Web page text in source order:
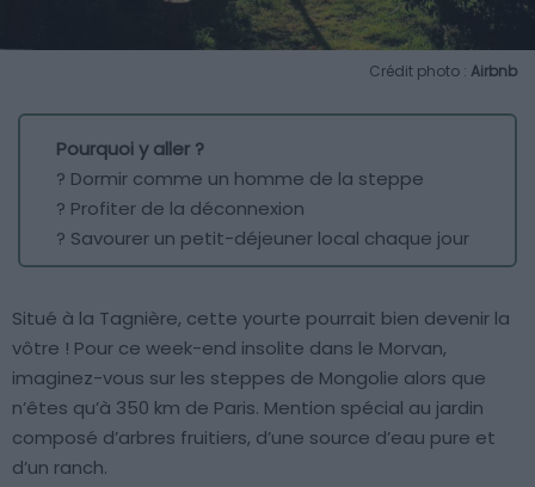
Crédit photo : Airbnb
Pourquoi y aller ?
? Dormir comme un homme de la steppe
? Profiter de la déconnexion
? Savourer un petit-déjeuner local chaque jour
Situé à la Tagnière, cette yourte pourrait bien devenir la
vôtre ! Pour ce week-end insolite dans le Morvan,
imaginez-vous sur les steppes de Mongolie alors que
n’êtes qu’à 350 km de Paris. Mention spécial au jardin
composé d’arbres fruitiers, d’une source d’eau pure et
d’un ranch.